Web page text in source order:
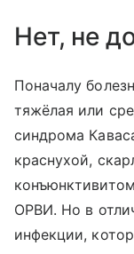
Нет, не
Поначалу
тяжёлая или
синдрома
краснухой,
ОРВИ. Но в
инфекции,